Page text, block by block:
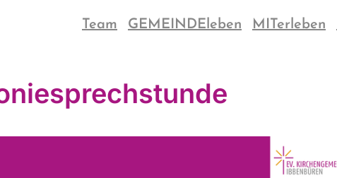
Team GEMEINDEleben MITerleben